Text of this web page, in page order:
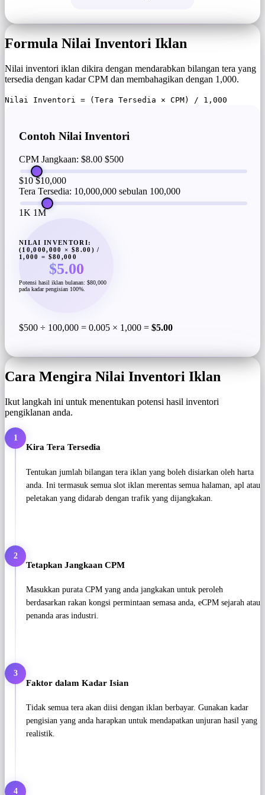
Formula Nilai Inventori Iklan
Nilai inventori iklan dikira dengan mendarabkan bilangan tera yang
tersedia dengan kadar CPM dan membahagikan dengan 1,000.
Nilai Inventori = (Tera Tersedia × CPM) / 1,000
Contoh Nilai Inventori
CPM Jangkaan: $8.00 $500
$10 $10,000
Tera Tersedia: 10,000,000 sebulan 100,000
1K 1M
NILAI INVENTORI:
(10,000,000 × $8.00) /
1,000 = $80,000
$5.00
Potensi hasil iklan bulanan: $80,000
pada kadar pengisian 100%.
$500 ÷ 100,000 = 0.005 × 1,000 = $5.00
Cara Mengira Nilai Inventori Iklan
Ikut langkah ini untuk menentukan potensi hasil inventori
pengiklanan anda.
1
Kira Tera Tersedia
Tentukan jumlah bilangan tera iklan yang boleh disiarkan oleh harta
anda. Ini termasuk semua slot iklan merentas semua halaman, apl atau
peletakan yang didarab dengan trafik yang dijangkakan.
2
Tetapkan Jangkaan CPM
Masukkan purata CPM yang anda jangkakan untuk peroleh
berdasarkan rakan kongsi permintaan semasa anda, eCPM sejarah atau
penanda aras industri.
3
Faktor dalam Kadar Isian
Tidak semua tera akan diisi dengan iklan berbayar. Gunakan kadar
pengisian yang anda harapkan untuk mendapatkan unjuran hasil yang
realistik.
4